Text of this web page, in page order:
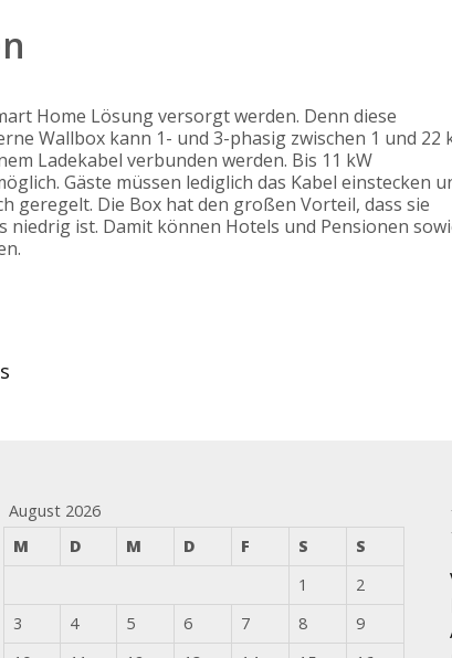
Home Lösung versorgt werden. Denn diese
Wallbox kann 1- und 3-phasig zwischen 1 und 22
Ladekabel verbunden werden. Bis 11 kW
Gäste müssen lediglich das Kabel einstecken
geregelt. Die Box hat den großen Vorteil, dass sie
ist. Damit können Hotels und Pensionen
August 2026
M
D M D F S
S
1
2
3
4 5 6 7 8
9